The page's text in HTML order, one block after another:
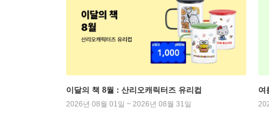
이달의 책 8월 : 산리오캐릭터즈 유리컵
2026년 08월 01일 ~ 2026년 08월 31일
여